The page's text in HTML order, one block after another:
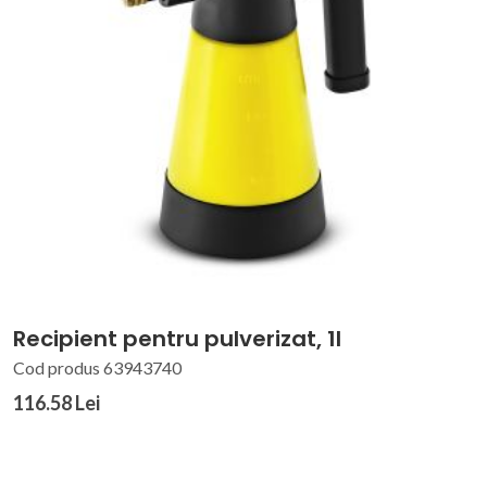
Recipient pentru pulverizat, 1l
Cod produs 63943740
116.58 Lei